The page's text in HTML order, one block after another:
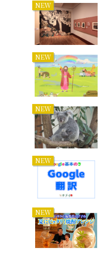
NEW
NEW
NEW
NEW
NEW